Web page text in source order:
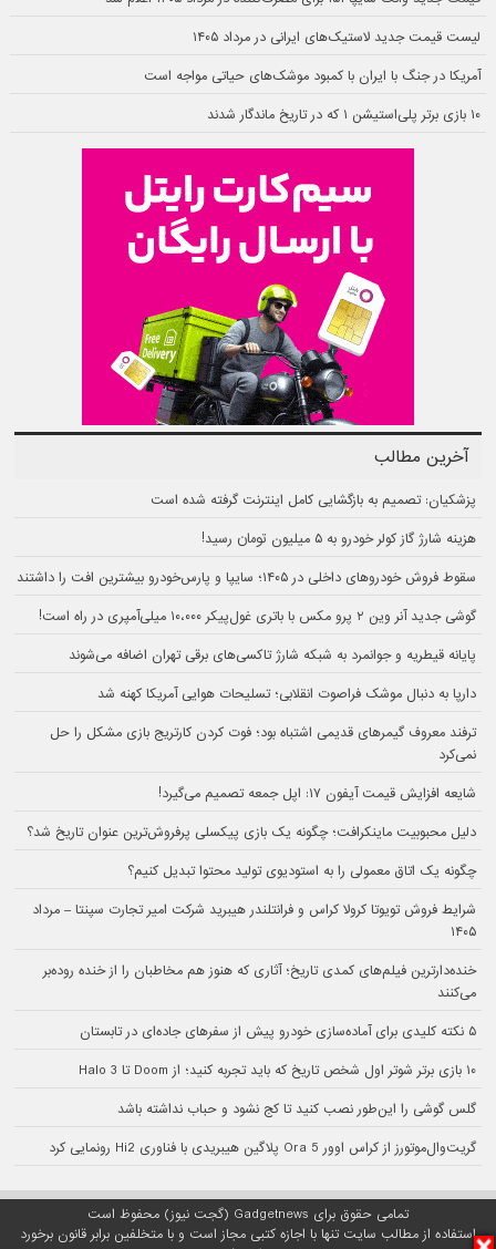
لیست قیمت جدید لاستیک‌های ایرانی در مرداد ۱۴۰۵
آمریکا در جنگ با ایران با کمبود موشک‌های حیاتی مواجه است
۱۰ بازی برتر پلی‌استیشن ۱ که در تاریخ ماندگار شدند
آخرین مطالب
پزشکیان: تصمیم به بازگشایی کامل اینترنت گرفته شده است
هزینه شارژ گاز کولر خودرو به ۵ میلیون تومان رسید!
سقوط فروش خودروهای داخلی در ۱۴۰۵؛ سایپا و پارس‌خودرو بیشترین افت را داشتند
گوشی جدید آنر وین ۲ پرو مکس با باتری غول‌پیکر ۱۰،۰۰۰ میلی‌آمپری در راه است!
پایانه قیطریه و جوانمرد به شبکه شارژ تاکسی‌های برقی تهران اضافه می‌شوند
دارپا به دنبال موشک فراصوت انقلابی؛ تسلیحات هوایی آمریکا کهنه شد
ترفند معروف گیمرهای قدیمی اشتباه بود؛ فوت کردن کارتریج بازی مشکل را حل
نمی‌کرد
شایعه افزایش قیمت آیفون ۱۷: اپل جمعه تصمیم می‌گیرد!
دلیل محبوبیت ماینکرافت؛ چگونه یک بازی پیکسلی پرفروش‌ترین عنوان تاریخ شد؟
چگونه یک اتاق معمولی را به استودیوی تولید محتوا تبدیل کنیم؟
شرایط فروش تویوتا کرولا کراس و فرانتلندر هیبرید شرکت امیر تجارت سپنتا – مرداد
۱۴۰۵
خنده‌دارترین فیلم‌های کمدی تاریخ؛ آثاری که هنوز هم مخاطبان را از خنده روده‌بر
می‌کنند
۵ نکته کلیدی برای آماده‌سازی خودرو پیش از سفرهای جاده‌ای در تابستان
۱۰ بازی برتر شوتر اول شخص تاریخ که باید تجربه کنید؛ از Doom تا Halo 3
گلس گوشی را این‌طور نصب کنید تا کج نشود و حباب نداشته باشد
گریت‌وال‌موتورز از کراس اوور Ora 5 پلاگین هیبریدی با فناوری Hi2 رونمایی کرد
تمامی حقوق برای Gadgetnews (گجت نیوز) محفوظ است
استفاده از مطالب سایت تنها با اجازه کتبی مجاز است و با متخلفین برابر قانون برخورد